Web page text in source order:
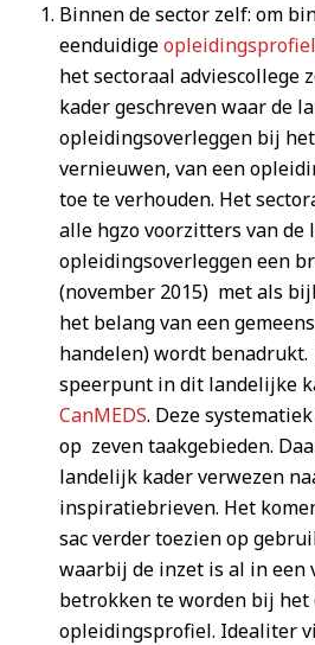
Binnen de sector zelf: om
eenduidige
het sectoraal adviescollege
kader geschreven waar de
opleidingsoverleggen bij
vernieuwen, van een
toe te verhouden. Het
alle hgzo voorzitters van de
opleidingsoverleggen een
(november 2015) met als
het belang van een
handelen) wordt
speerpunt in dit landelijke
CanMEDS. Deze
op zeven taakgebieden.
landelijk kader verwezen
inspiratiebrieven. Het
sac verder toezien op
waarbij de inzet is al in een
betrokken te worden bij
opleidingsprofiel. Idealiter